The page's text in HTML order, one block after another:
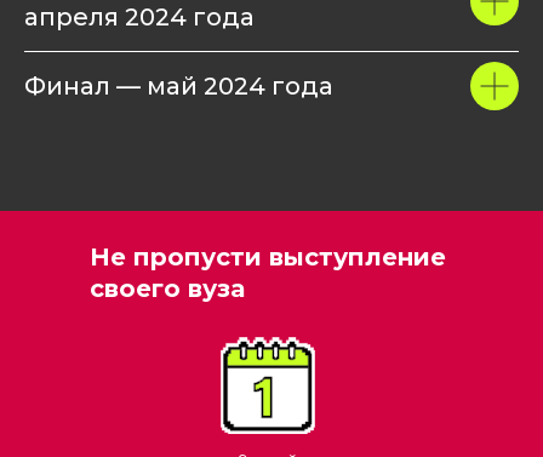
апреля 2024 года
Финал — май 2024 года
Не пропусти выступление
своего вуза